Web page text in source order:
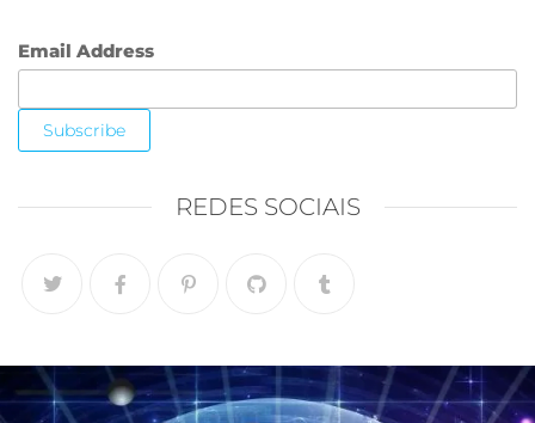
Email Address
REDES SOCIAIS